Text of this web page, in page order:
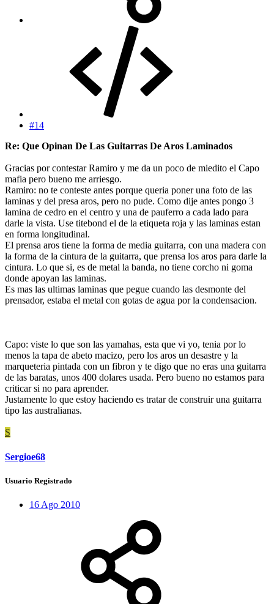
#14
Re: Que Opinan De Las Guitarras De Aros Laminados
Gracias por contestar Ramiro y me da un poco de miedito el Capo
mafia pero bueno me arriesgo.
Ramiro: no te conteste antes porque queria poner una foto de las
laminas y del presa aros, pero no pude. Como dije antes pongo 3
lamina de cedro en el centro y una de pauferro a cada lado para
darle la vista. Use titebond el de la etiqueta roja y las laminas estan
en forma longitudinal.
El prensa aros tiene la forma de media guitarra, con una madera con
la forma de la cintura de la guitarra, que prensa los aros para darle la
cintura. Lo que si, es de metal la banda, no tiene corcho ni goma
donde apoyan las laminas.
Es mas las ultimas laminas que pegue cuando las desmonte del
prensador, estaba el metal con gotas de agua por la condensacion.
Capo: viste lo que son las yamahas, esta que vi yo, tenia por lo
menos la tapa de abeto macizo, pero los aros un desastre y la
marqueteria pintada con un fibron y te digo que no eras una guitarra
de las baratas, unos 400 dolares usada. Pero bueno no estamos para
criticar si no para aprender.
Justamente lo que estoy haciendo es tratar de construir una guitarra
tipo las australianas.
S
Sergioe68
Usuario Registrado
16 Ago 2010